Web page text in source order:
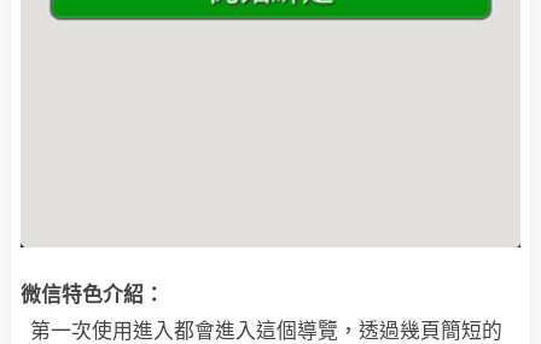
微信特色介紹：
第一次使用進入都會進入這個導覽，透過幾頁簡短的